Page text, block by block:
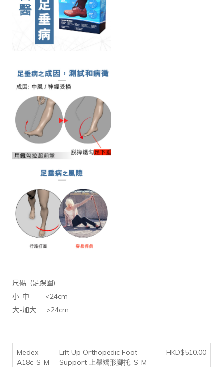
尺碼: (足踝圍 )
小-中 <24cm
大-加大 >24cm
Medex-
A18c-S-M
Lift Up Orthopedic Foot
Support 上舉矯形腳托, S-M
HKD$510.00